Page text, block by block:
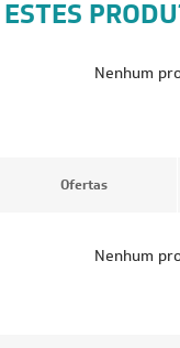
Nenhum
Ofertas
Nenhum